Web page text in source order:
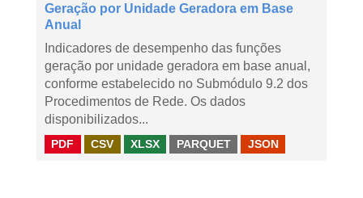
Geração por Unidade Geradora em Base
Anual
Indicadores de desempenho das funções
geração por unidade geradora em base anual,
conforme estabelecido no Submódulo 9.2 dos
Procedimentos de Rede. Os dados
disponibilizados...
PDF CSV XLSX PARQUET JSON